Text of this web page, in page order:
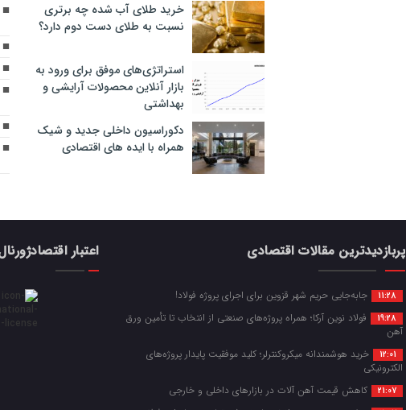
خرید طلای آب شده چه برتری
نسبت به طلای دست دوم دارد؟
استراتژی‌های موفق برای ورود به
بازار آنلاین محصولات آرایشی و
بهداشتی
دکوراسیون داخلی جدید و شیک
همراه با ایده های اقتصادی
پربازدیدترین مقالات اقتصادی
11:28 جابه‌جایی حریم شهر قزوین برای اجرای پروژه فولاد!
19:28
فولاد نوین آرکا؛ همراه پروژه‌های صنعتی از انتخاب تا تأمین ورق
آهن
12:01
خرید هوشمندانه میکروکنترلر؛ کلید موفقیت پایدار پروژه‌های
الکترونیکی
21:07 کاهش قیمت آهن آلات در بازارهای داخلی و خارجی
اعتبار